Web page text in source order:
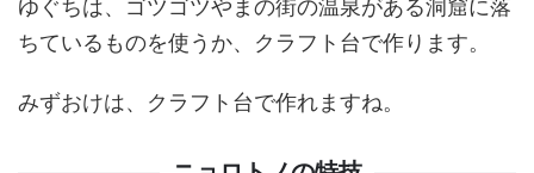
ゆぐちは、ゴツゴツやまの街の温泉がある洞窟に落
ちているものを使うか、クラフト台で作ります。
みずおけは、クラフト台で作れますね。